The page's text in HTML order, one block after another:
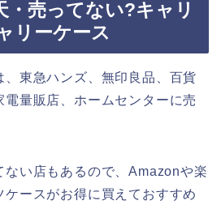
・売ってない?キャリ
リーケース
東急ハンズ、無印良品、百貨
電量販店、ホームセンターに売
ない店もあるので、Amazonや楽
ケースがお得に買えておすすめ